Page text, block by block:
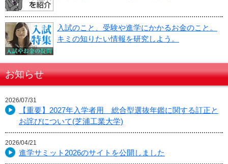
入試のこと、受験や進学にかかるお金のこと。
キミの知りたい情報を研究しよう。
お知らせ
2026/07/31
【重要】2027年入学者用 総合型選抜年鑑に関する訂正と
お詫びについて(芝浦工業大学)
2026/04/21
進学サミット2026のサイトを公開しました